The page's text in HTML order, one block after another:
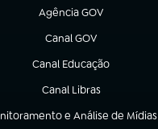
Agência GOV
(abre em nova aba)
Canal GOV
(abre em nova aba)
Canal Educação
(abre em nova aba)
Canal Libras
(abre em nova aba)
e Análise de Mídias
em nova aba)